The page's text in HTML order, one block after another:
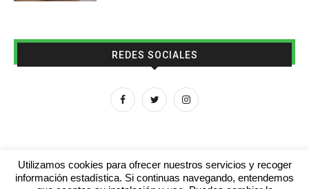
REDES SOCIALES
Utilizamos cookies para ofrecer nuestros servicios y recoger
información estadística. Si continuas navegando, entendemos